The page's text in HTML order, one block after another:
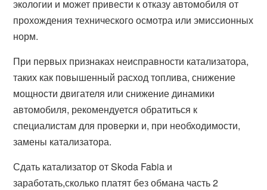
экологии и может привести к отказу автомобиля от
прохождения технического осмотра или эмиссионных
норм.
При первых признаках неисправности катализатора,
таких как повышенный расход топлива, снижение
мощности двигателя или снижение динамики
автомобиля, рекомендуется обратиться к
специалистам для проверки и, при необходимости,
замены катализатора.
Сдать катализатор от Skoda Fabia и
заработать,сколько платят без обмана часть 2